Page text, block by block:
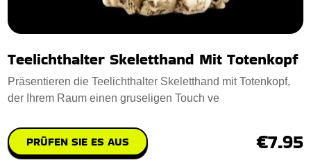
Teelichthalter Skeletthand Mit Totenkopf
Präsentieren die Teelichthalter Skeletthand mit Totenkopf,
der Ihrem Raum einen gruseligen Touch ve
PRÜFEN SIE ES AUS €7.95